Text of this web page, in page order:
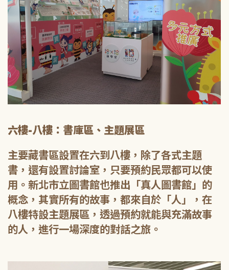
六樓-八樓：書庫區、主題展區
主要藏書區設置在六到八樓，除了各式主題
書，還有設置討論室，只要預約民眾都可以使
用。新北市立圖書館也推出「真人圖書館」的
概念，其實所有的故事，都來自於「人」，在
八樓特設主題展區，透過預約就能與充滿故事
的人，進行一場深度的對話之旅。